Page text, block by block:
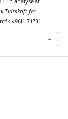
En analyse af
Tidsskrift for